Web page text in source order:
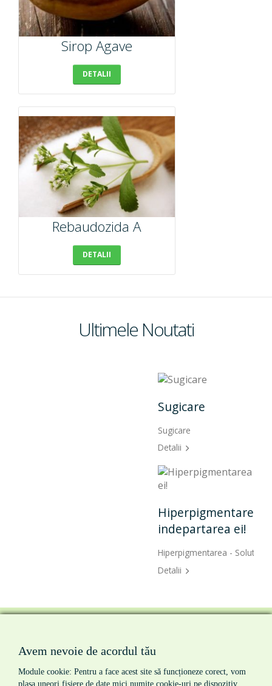
Sirop Agave
DETALII
Rebaudozida A
DETALII
Ultimele Noutati
Hiperpigmentarea - Solutii pentru
Hiperpigmentarea - Solutii pentru indepartarea ei!
prima pagina |despre noi|
noutati
contact
termeni si conditii | politica de cookie-uri | politica de
Avem nevoie de acordul tău
Module cookie: Pentru a face acest site să funcționeze corect, vom
plasa uneori fișiere de date mici numite cookie-uri pe dispozitiv.